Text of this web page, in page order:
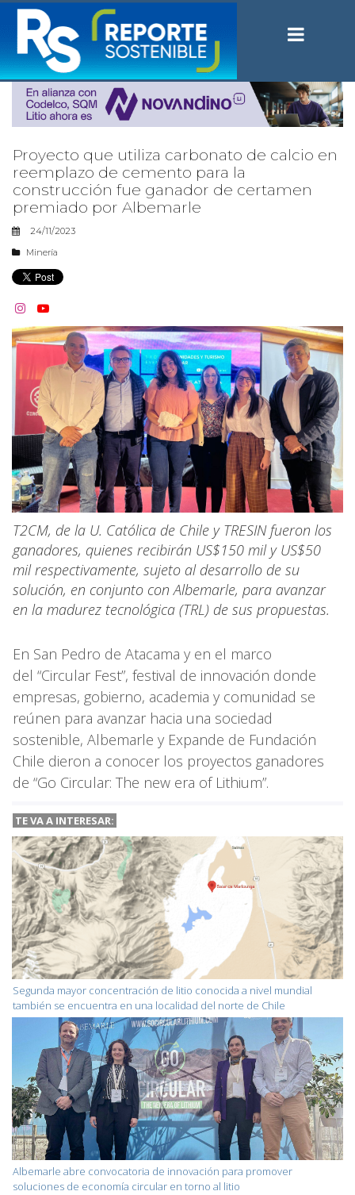
Proyecto que utiliza carbonato de calcio en
reemplazo de cemento para la
construcción fue ganador de certamen
premiado por Albemarle
24/11/2023
Minería
 
T2CM, de la U. Católica de Chile y TRESIN fueron los
ganadores, quienes recibirán US$150 mil y US$50
mil respectivamente, sujeto al desarrollo de su
solución, en conjunto con Albemarle, para avanzar
en la madurez tecnológica (TRL) de sus propuestas.
En San Pedro de Atacama y en el marco
del “Circular Fest”, festival de innovación donde
empresas, gobierno, academia y comunidad se
reúnen para avanzar hacia una sociedad
sostenible, Albemarle y Expande de Fundación
Chile dieron a conocer los proyectos ganadores
de “Go Circular: The new era of Lithium”.
TE VA A INTERESAR:
Segunda mayor concentración de litio conocida a nivel mundial
también se encuentra en una localidad del norte de Chile
Albemarle abre convocatoria de innovación para promover
soluciones de economía circular en torno al litio